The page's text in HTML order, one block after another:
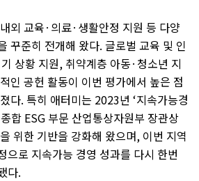
외 교육· 의료· 생활안정 지원 등 다양
꾸준히 전개해 왔다. 글로벌 교육 및 인
상황 지원, 취약계층 아동· 청소년 지
인 공헌 활동이 이번 평가에서 높은 점
다. 특히 애터미는 2023년 ‘지속가능경
합 ESG 부문 산업통상자원부 장관상
위한 기반을 강화해 왔으며, 이번 지역
으로 지속가능 경영 성과를 다시 한번
다.